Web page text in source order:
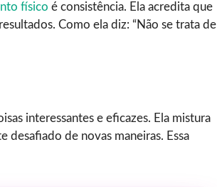
físico é consistência. Ela acredita que
Como ela diz: “Não se trata de
interessantes e eficazes. Ela mistura
de novas maneiras. Essa